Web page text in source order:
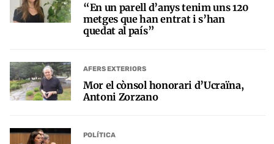
“En un parell d’anys tenim uns 120
metges que han entrat i s’han
quedat al país”
AFERS EXTERIORS
Mor el cònsol honorari d’Ucraïna,
Antoni Zorzano
POLÍTICA